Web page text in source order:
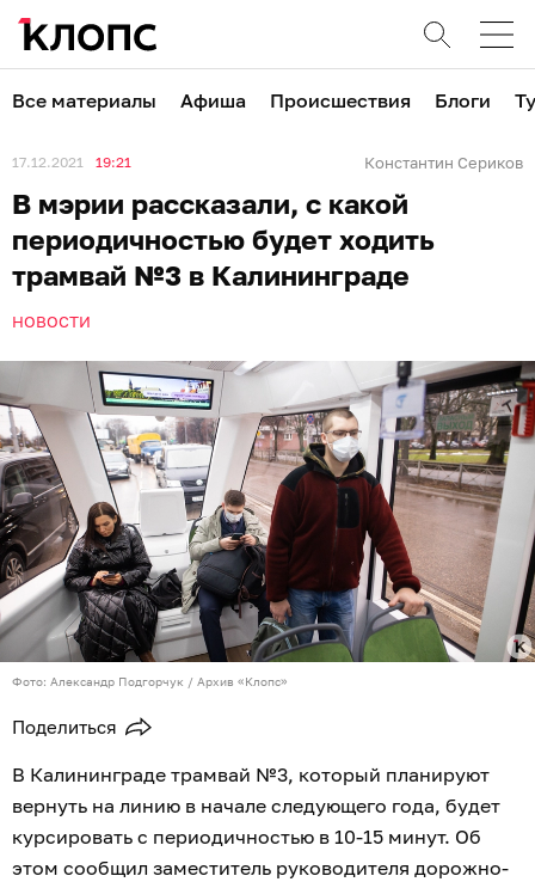
Все материалы Афиша Происшествия Блоги
17.12.2021 19:21 Константин Сериков
В мэрии рассказали, с какой
периодичностью будет ходить
трамвай №3 в Калининграде
НОВОСТИ
Фото: Александр Подгорчук / Архив «Клопс»
Поделиться
В Калининграде трамвай №3, который планируют
вернуть на линию в начале следующего года, будет
курсировать с периодичностью в 10-15 минут. Об
этом сообщил заместитель руководителя дорожно-